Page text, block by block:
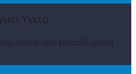
Υγεία
από εκπαιδευμένη